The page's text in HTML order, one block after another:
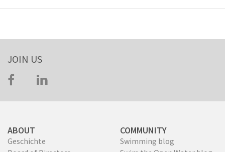
JOIN US
ABOUT
Geschichte
COMMUNITY
Swimming blog